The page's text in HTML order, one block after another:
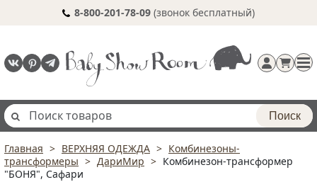
8-800-201-78-09 (звонок бесплатный)
Регистрация
Поиск
Главная ВЕРХНЯЯ ОДЕЖДА
Комбинезоны-
трансформеры
ДариМир
Комбинезон-трансформер
"БОНЯ", Сафари